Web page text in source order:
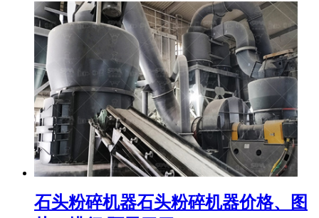
石头粉碎机器石头粉碎机器价格、图